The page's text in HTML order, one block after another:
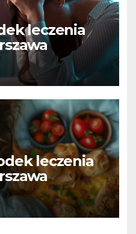
leczenia
leczenia